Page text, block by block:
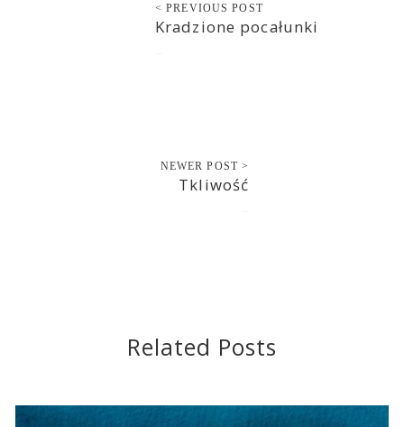
< PREVIOUS POST
Kradzione pocałunki
NEWER POST >
Tkliwość
Related Posts